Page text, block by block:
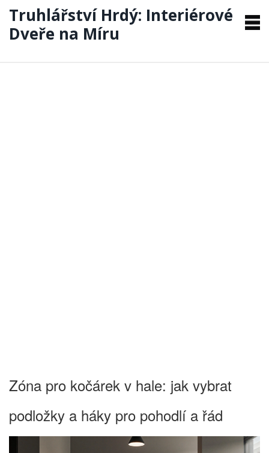
Truhlářství Hrdý: Interiérové
Dveře na Míru
Zóna pro kočárek v hale: jak vybrat
podložky a háky pro pohodlí a řád